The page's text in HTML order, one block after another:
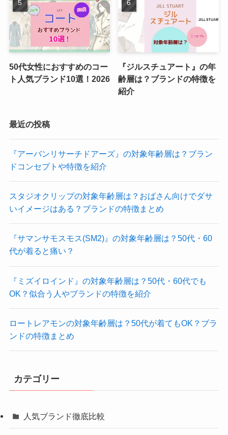
50代女性におすすめのコー
ト人気ブランド10選！2026
『ジルスチュアート』の年
齢層は？ブランドの特徴を
紹介
最近の投稿
『アーバンリサーチドアーズ』の対象年齢層は？ブラン
ドコンセプトや特徴を紹介
スタジオクリップの対象年齢層は？おばさん向けでダサ
いイメージはある？ブランドの特徴まとめ
『サマンサモスモス(SM2)』の対象年齢層は？50代・60
代が着ると痛い？
『ミズイロインド』の対象年齢層は？50代・60代でも
OK？似合う人やブランドの特徴を紹介
ロートレアモンの対象年齢層は？50代が着てもOK？ブラ
ンドの特徴まとめ
カテゴリー
人気ブランド徹底比較